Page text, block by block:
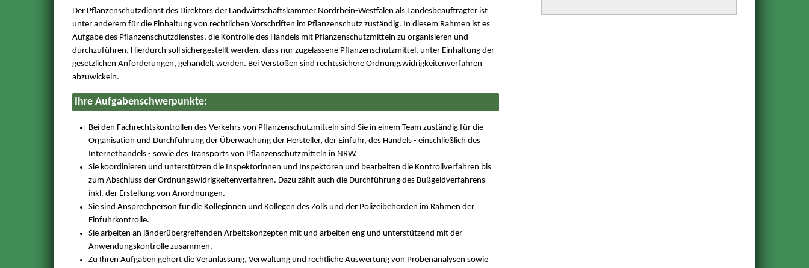
Der Pflanzenschutzdienst des Direktors der Landwirtschaftskammer Nordrhein-Westfalen als Landesbeauftragter ist
unter anderem für die Einhaltung von rechtlichen Vorschriften im Pflanzenschutz zuständig. In diesem Rahmen ist es
Aufgabe des Pflanzenschutzdienstes, die Kontrolle des Handels mit Pflanzenschutzmitteln zu organisieren und
durchzuführen. Hierdurch soll sichergestellt werden, dass nur zugelassene Pflanzenschutzmittel, unter Einhaltung der
gesetzlichen Anforderungen, gehandelt werden. Bei Verstößen sind rechtssichere Ordnungswidrigkeitenverfahren
abzuwickeln.
Ihre Aufgabenschwerpunkte:
Bei den Fachrechtskontrollen des Verkehrs von Pflanzenschutzmitteln sind Sie in einem Team zuständig für die
Organisation und Durchführung der Überwachung der Hersteller, der Einfuhr, des Handels - einschließlich des
Internethandels - sowie des Transports von Pflanzenschutzmitteln in NRW.
Sie koordinieren und unterstützen die Inspektorinnen und Inspektoren und bearbeiten die Kontrollverfahren bis
zum Abschluss der Ordnungswidrigkeitenverfahren. Dazu zählt auch die Durchführung des Bußgeldverfahrens
inkl. der Erstellung von Anordnungen.
Sie sind Ansprechperson für die Kolleginnen und Kollegen des Zolls und der Polizeibehörden im Rahmen der
Einfuhrkontrolle.
Sie arbeiten an länderübergreifenden Arbeitskonzepten mit und arbeiten eng und unterstützend mit der
Anwendungskontrolle zusammen.
Zu Ihren Aufgaben gehört die Veranlassung, Verwaltung und rechtliche Auswertung von Probenanalysen sowie